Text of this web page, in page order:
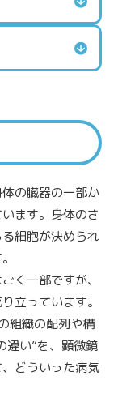
の臓器の一部か
ます。身体のさ
細胞が決められ
く一部ですが、
立っています｡
組織の配列や構
違い”を、顕微鏡
どういった病気